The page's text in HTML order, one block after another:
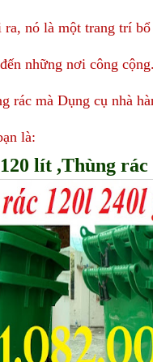
ra, nó là một trang trí
những nơi công
rác mà Dụng cụ nhà
là:
lít ,Thùng rác